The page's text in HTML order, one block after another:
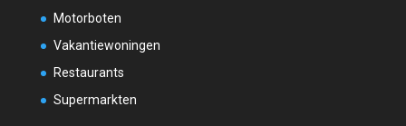
Motorboten
Vakantiewoningen
Restaurants
Supermarkten